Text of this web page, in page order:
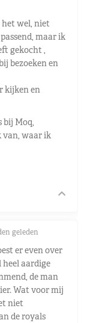
wel, niet
maar ik
gekocht ,
bezoeken en
kijken en
Moq,
van, waar ik
geleden
er even over
heel aardige
de man
Wat voor mij
niet
de royals